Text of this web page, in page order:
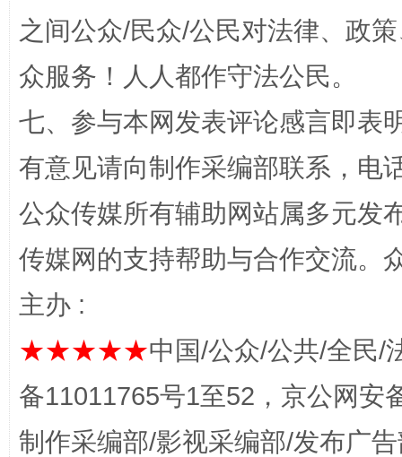
之间公众/民众/公民对法律、政
众服务！人人都作守法公民。
七、参与本网发表评论感言即表
有意见请向制作采编部联系，电
公众传媒所有辅助网站属多元发
传媒网的支持帮助与合作交流。
主办 :
★★★★★中国/公众/公共/全民/
备11011765号1至52，京公网安
制作采编部/影视采编部/发布广